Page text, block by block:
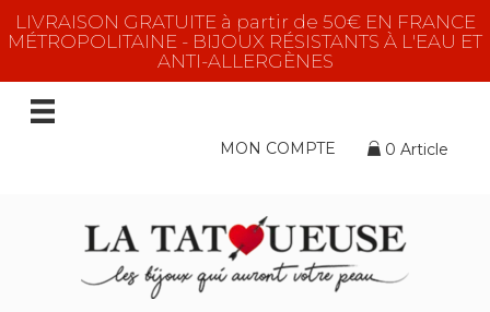
LIVRAISON GRATUITE à partir de 50€ EN FRANCE
MÉTROPOLITAINE - BIJOUX RÉSISTANTS À L'EAU ET
ANTI-ALLERGÈNES
MON COMPTE 0 Article